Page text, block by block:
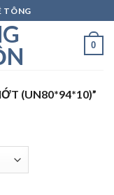
TÔNG
0
(UN80*94*10)”